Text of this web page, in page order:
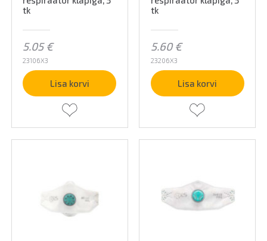
tk
5.05€
23106X3
Lisa korvi
tk
5.60€
23206X3
Lisa korvi